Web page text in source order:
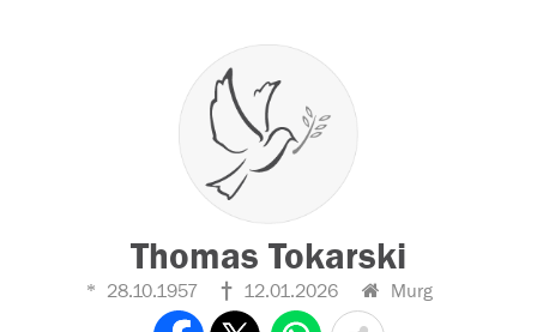
Thomas Tokarski
28.10.1957 12.01.2026 Murg